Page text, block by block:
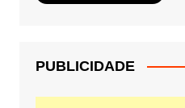
PUBLICIDADE